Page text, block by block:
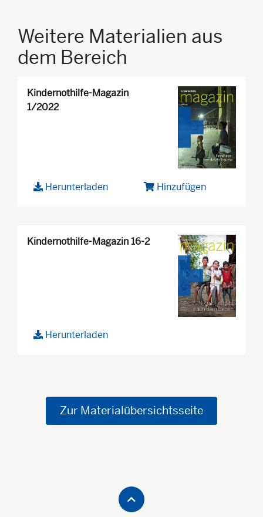
Weitere Materialien aus
dem Bereich
Kindernothilfe-Magazin
1/2022
Herunterladen Hinzufügen
Kindernothilfe-Magazin 16-2
Herunterladen
Zur Materialübersichtsseite